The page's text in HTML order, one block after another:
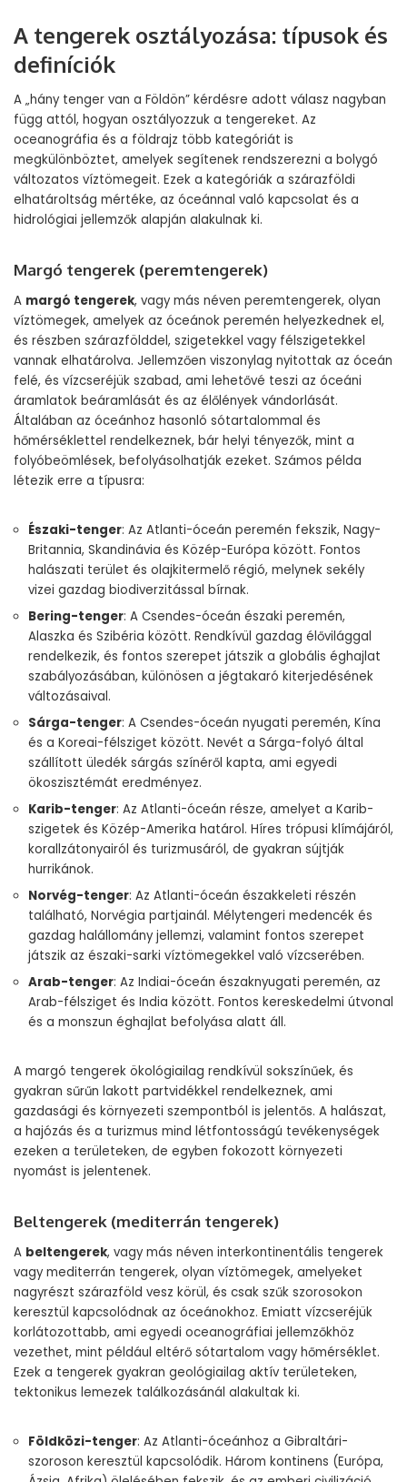
A tengerek osztályozása: típusok és
definíciók
A „hány tenger van a Földön” kérdésre adott válasz nagyban
függ attól, hogyan osztályozzuk a tengereket. Az
oceanográfia és a földrajz több kategóriát is
megkülönböztet, amelyek segítenek rendszerezni a bolygó
változatos víztömegeit. Ezek a kategóriák a szárazföldi
elhatároltság mértéke, az óceánnal való kapcsolat és a
hidrológiai jellemzők alapján alakulnak ki.
Margó tengerek (peremtengerek)
A margó tengerek, vagy más néven peremtengerek, olyan
víztömegek, amelyek az óceánok peremén helyezkednek el,
és részben szárazfölddel, szigetekkel vagy félszigetekkel
vannak elhatárolva. Jellemzően viszonylag nyitottak az óceán
felé, és vízcseréjük szabad, ami lehetővé teszi az óceáni
áramlatok beáramlását és az élőlények vándorlását.
Általában az óceánhoz hasonló sótartalommal és
hőmérséklettel rendelkeznek, bár helyi tényezők, mint a
folyóbeömlések, befolyásolhatják ezeket. Számos példa
létezik erre a típusra:
Északi-tenger: Az Atlanti-óceán peremén fekszik, Nagy-
Britannia, Skandinávia és Közép-Európa között. Fontos
halászati terület és olajkitermelő régió, melynek sekély
vizei gazdag biodiverzitással bírnak.
Bering-tenger: A Csendes-óceán északi peremén,
Alaszka és Szibéria között. Rendkívül gazdag élővilággal
rendelkezik, és fontos szerepet játszik a globális éghajlat
szabályozásában, különösen a jégtakaró kiterjedésének
változásaival.
Sárga-tenger: A Csendes-óceán nyugati peremén, Kína
és a Koreai-félsziget között. Nevét a Sárga-folyó által
szállított üledék sárgás színéről kapta, ami egyedi
ökoszisztémát eredményez.
Karib-tenger: Az Atlanti-óceán része, amelyet a Karib-
szigetek és Közép-Amerika határol. Híres trópusi klímájáról,
korallzátonyairól és turizmusáról, de gyakran sújtják
hurrikánok.
Norvég-tenger: Az Atlanti-óceán északkeleti részén
található, Norvégia partjainál. Mélytengeri medencék és
gazdag halállomány jellemzi, valamint fontos szerepet
játszik az északi-sarki víztömegekkel való vízcserében.
Arab-tenger: Az Indiai-óceán északnyugati peremén, az
Arab-félsziget és India között. Fontos kereskedelmi útvonal
és a monszun éghajlat befolyása alatt áll.
A margó tengerek ökológiailag rendkívül sokszínűek, és
gyakran sűrűn lakott partvidékkel rendelkeznek, ami
gazdasági és környezeti szempontból is jelentős. A halászat,
a hajózás és a turizmus mind létfontosságú tevékenységek
ezeken a területeken, de egyben fokozott környezeti
nyomást is jelentenek.
Beltengerek (mediterrán tengerek)
A beltengerek, vagy más néven interkontinentális tengerek
vagy mediterrán tengerek, olyan víztömegek, amelyeket
nagyrészt szárazföld vesz körül, és csak szűk szorosokon
keresztül kapcsolódnak az óceánokhoz. Emiatt vízcseréjük
korlátozottabb, ami egyedi oceanográfiai jellemzőkhöz
vezethet, mint például eltérő sótartalom vagy hőmérséklet.
Ezek a tengerek gyakran geológiailag aktív területeken,
tektonikus lemezek találkozásánál alakultak ki.
Földközi-tenger: Az Atlanti-óceánhoz a Gibraltári-
szoroson keresztül kapcsolódik. Három kontinens (Európa,